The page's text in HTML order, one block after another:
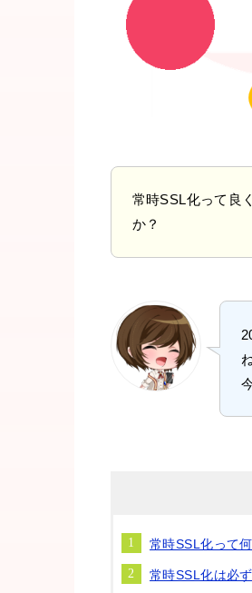
常時SSL化って良
か？
常時SSL化って
常時SSL化は必